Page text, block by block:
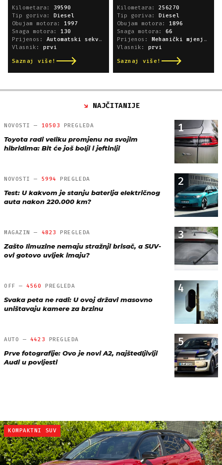
Kilometara: 39590
Tip goriva:
Diesel
Obujam motora: 1997
Snaga motora: 130
Prijenos: Automatski sekvencijski
Vlasnik: prvi
Saznaj više!
Kilometara: 256270
Tip goriva:
Diesel
Obujam motora: 1896
Snaga motora: 66
Prijenos:
Mehanički mjenjač
Vlasnik: prvi
Saznaj više!
NAJČITANIJE
1
NOVOSTI — 10503 PREGLEDA
Toyota radi veliku promjenu na svojim
hibridima: Bit će još bolji i jeftiniji
2
NOVOSTI — 5994 PREGLEDA
Test: U kakvom je stanju baterija električnog
auta nakon 220.000 km?
3
MAGAZIN — 4823 PREGLEDA
Zašto limuzine nemaju stražnji brisač, a SUV-
ovi gotovo uvijek imaju?
4
OFF —4560 PREGLEDA
Svaka peta ne radi: U ovoj državi masovno
uništavaju kamere za brzinu
5
AUTO — 4423 PREGLEDA
Prve fotografije: Ovo je novi A2, najštedljiviji
Audi u povijesti
KOMPAKTNI SUV